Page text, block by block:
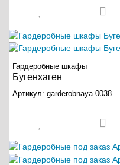
Гардеробные шкафы
Бугенхаген
Артикул: garderobnaya-0038